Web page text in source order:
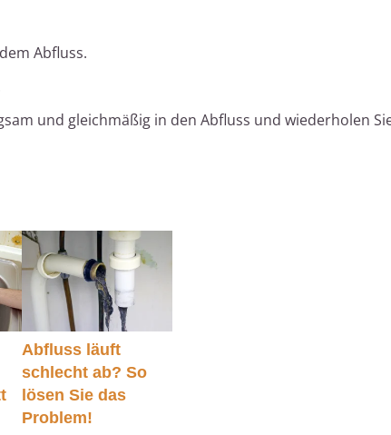
Abfluss.
und gleichmäßig in den Abfluss und wiederholen
Abfluss läuft
schlecht ab? So
lösen Sie das
Problem!